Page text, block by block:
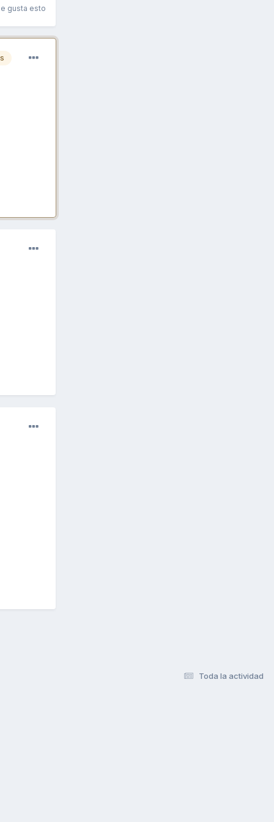
gusta esto
Toda la actividad